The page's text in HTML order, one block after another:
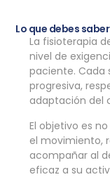
Lo que debes saber
La fisioterapia
nivel de
paciente. Cada
progresiva,
adaptación del
El objetivo es
el movimiento,
acompañar al
eficaz a su